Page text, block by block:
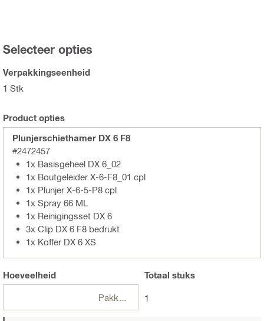
Selecteer opties
Verpakkingseenheid
1 Stk
Product opties
Plunjerschiethamer DX 6 F8
#2472457
1x Basisgeheel DX 6_02
1x Boutgeleider X-6-F8_01 cpl
1x Plunjer X-6-5-P8 cpl
1x Spray 66 ML
1x Reinigingsset DX 6
3x Clip DX 6 F8 bedrukt
1x Koffer DX 6 XS
Hoeveelheid
Pakketten
Totaal stuks
1